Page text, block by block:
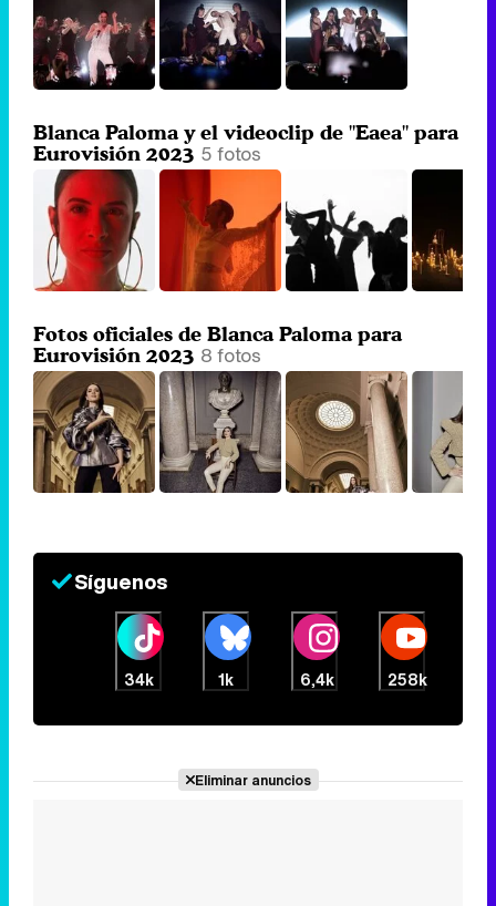
Blanca Paloma y el videoclip de "Eaea" para
Eurovisión 2023 5 fotos
Fotos oficiales de Blanca Paloma para
Eurovisión 2023 8 fotos
Síguenos
34k 1k 6,4k 258k
Eliminar anuncios